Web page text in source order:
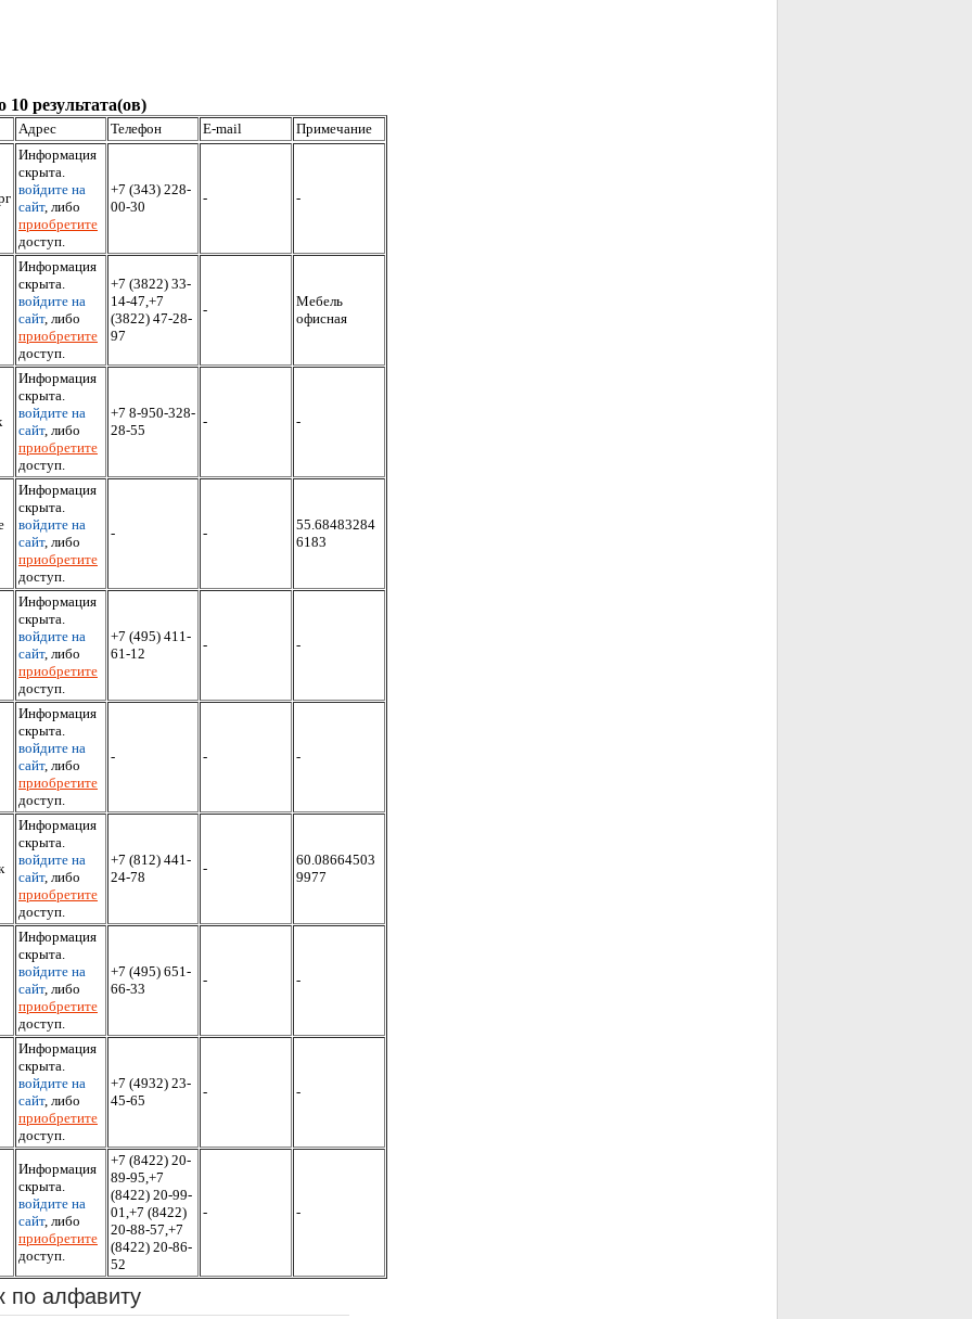
10 результата(ов)
Адрес Телефон E-mail Примечание
Информация
скрыта.
войдите на
сайт, либо
приобретите
доступ.
+7 (343) 228-
00-30
- -
Информация
скрыта.
войдите на
сайт, либо
приобретите
доступ.
+7 (3822) 33-
14-47,+7
(3822) 47-28-
97
-
Мебель
офисная
Информация
скрыта.
войдите на
сайт, либо
приобретите
доступ.
+7 8-950-328-
28-55
- -
Информация
скрыта.
войдите на
сайт, либо
приобретите
доступ.
- -
55.68483284
6183
Информация
скрыта.
войдите на
сайт, либо
приобретите
доступ.
+7 (495) 411-
61-12
- -
Информация
скрыта.
войдите на
сайт, либо
приобретите
доступ.
- - -
Информация
скрыта.
войдите на
сайт, либо
приобретите
доступ.
+7 (812) 441-
24-78
-
60.08664503
9977
Информация
скрыта.
войдите на
сайт, либо
приобретите
доступ.
+7 (495) 651-
66-33
- -
Информация
скрыта.
войдите на
сайт, либо
приобретите
доступ.
+7 (4932) 23-
45-65
- -
Информация
скрыта.
войдите на
сайт, либо
приобретите
доступ.
+7 (8422) 20-
89-95,+7
(8422) 20-99-
01,+7 (8422)
20-88-57,+7
(8422) 20-86-
52
- -
по алфавиту